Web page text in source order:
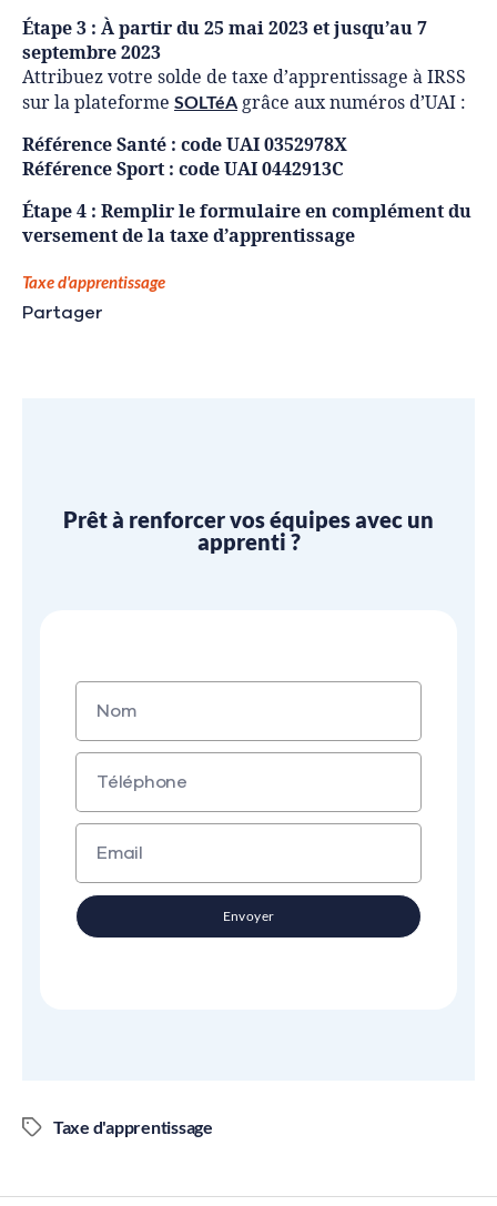
Étape 3 : À partir du 25 mai 2023 et jusqu’au 7
septembre 2023
Attribuez votre solde de taxe d’apprentissage à IRSS
sur la plateforme SOLTéAgrâce aux numéros d’UAI :
Référence Santé : code UAI 0352978X
Référence Sport : code UAI 0442913C
Étape 4 : Remplir le formulaire en complément du
versement de la taxe d’apprentissage
Taxe d'apprentissage
Partager
Prêt à renforcer vos équipes avec un
apprenti ?
Envoyer
Taxe d'apprentissage